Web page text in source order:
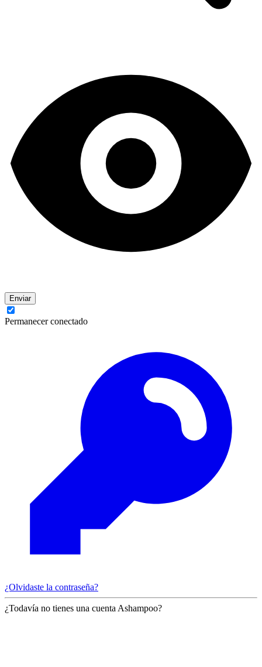
Enviar
Permanecer conectado
¿Olvidaste la contraseña?
¿Todavía no tienes una cuenta Ashampoo?